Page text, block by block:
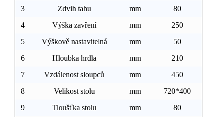
3
Zdvih tahu mm
80
4
Výška zavření mm
250
5
Výškově nastavitelná mm
50
6
Hloubka hrdla mm
210
7
Vzdálenost sloupců mm
450
8
Velikost stolu mm
720*400
9
Tloušťka stolu mm 80